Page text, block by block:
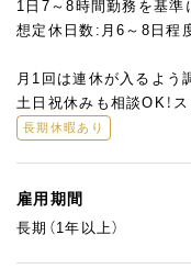
1日7～8時間勤務を基準
想定休日数:月6～8日程
月1回は連休が入るよう
土日祝休みも相談OK！
長期休暇あり
雇用期間
長期（1年以上）